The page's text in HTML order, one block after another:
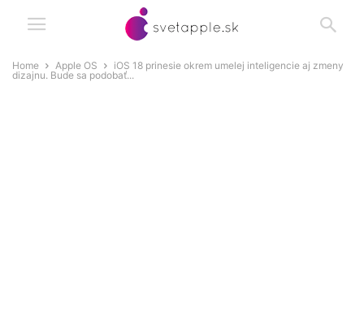
Home Apple OS
iOS 18 prinesie okrem umelej inteligencie aj zmeny
dizajnu. Bude sa podobať...